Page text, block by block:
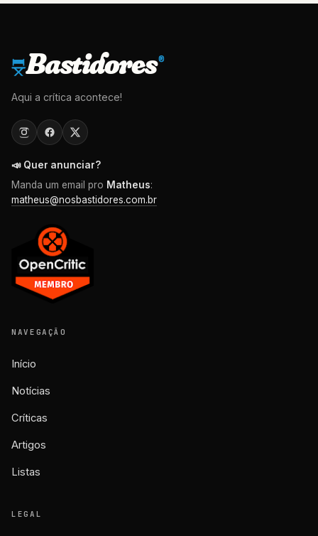
Bastidores®
Aqui a crítica acontece!
📣 Quer anunciar?
Manda um email pro Matheus:
matheus@nosbastidores.com.br
NAVEGAÇÃO
Início
Notícias
Críticas
Artigos
Listas
LEGAL